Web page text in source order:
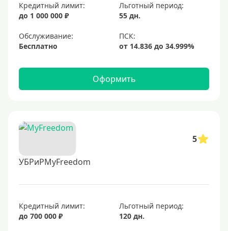
Кредитный лимит:
до 1 000 000 ₽
Льготный период:
55 дн.
Обслуживание:
Бесплатно
Оформить
5
УБРиРMyFreedom
Кредитный лимит:
до 700 000 ₽
Льготный период:
120 дн.